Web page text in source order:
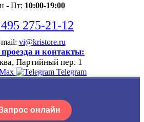
- Пт: 10:00-19:00
275-21-12
vi@kristore.ru
и контакты:
Партийный пер. 1
Telegram
онлайн